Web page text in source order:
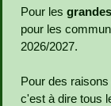
Pour les
pour les
2026/2027.
Pour des
c'est à dire tous